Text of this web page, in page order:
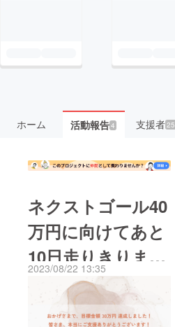
ホーム 活動報告4 支援者 25
ネクストゴール40
万円に向けてあと
10日走りきりま
す！！
2023/08/22 13:35